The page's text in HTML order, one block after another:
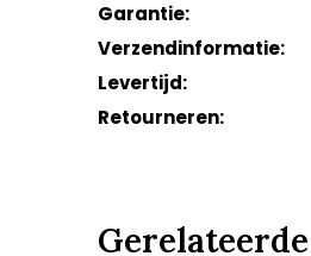
Garantie:
Verzendinformatie:
Levertijd:
Retourneren: